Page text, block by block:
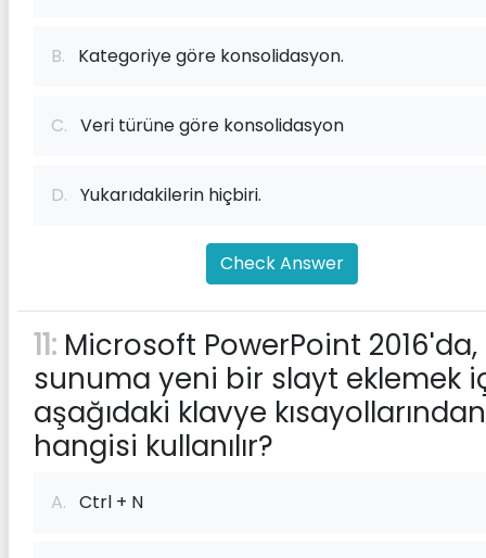
B. Kategoriye göre konsolidasyon.
C. Veri türüne göre konsolidasyon
D. Yukarıdakilerin hiçbiri.
Check Answer
11: Microsoft PowerPoint
sunuma yeni bir slayt eklemek
aşağıdaki klavye kısayollarından
hangisi kullanılır?
A. Ctrl + N